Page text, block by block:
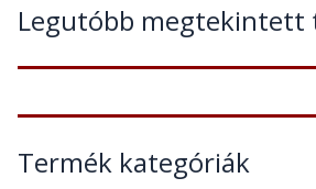
Legutóbb megtekintett
Termék kategóriák